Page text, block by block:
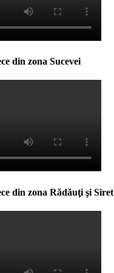
din zona Sucevei
din zona Rădăuţi şi Siret